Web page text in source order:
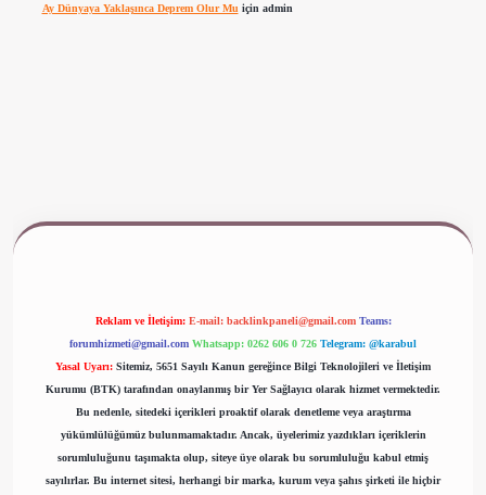
Ay Dünyaya Yaklaşınca Deprem Olur Mu için admin
Reklam ve İletişim: E-mail: backlinkpaneli@gmail.com Teams:
forumhizmeti@gmail.com Whatsapp: 0262 606 0 726 Telegram: @karabul
Yasal Uyarı: Sitemiz, 5651 Sayılı Kanun gereğince Bilgi Teknolojileri ve İletişim
Kurumu (BTK) tarafından onaylanmış bir Yer Sağlayıcı olarak hizmet vermektedir.
Bu nedenle, sitedeki içerikleri proaktif olarak denetleme veya araştırma
yükümlülüğümüz bulunmamaktadır. Ancak, üyelerimiz yazdıkları içeriklerin
sorumluluğunu taşımakta olup, siteye üye olarak bu sorumluluğu kabul etmiş
sayılırlar. Bu internet sitesi, herhangi bir marka, kurum veya şahıs şirketi ile hiçbir